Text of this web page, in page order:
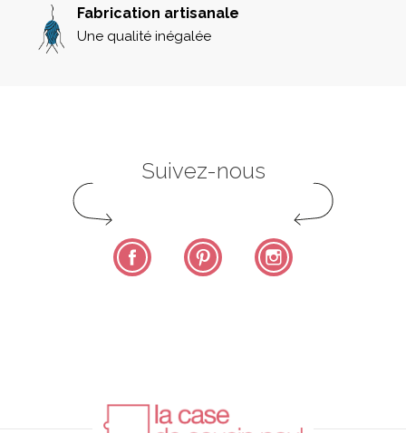
Fabrication artisanale
Une qualité inégalée
Suivez-nous
Facebook Pinterest